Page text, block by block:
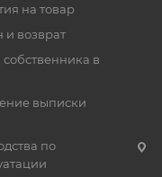
на товар
возврат
в
выписки
по